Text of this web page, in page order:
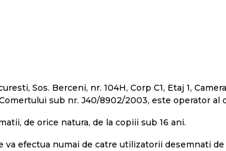
Sos. Berceni, nr. 104H, Corp C1, Etaj 1,
sub nr. J40/8902/2003, este operator
de orice natura, de la copiii sub 16 ani.
va efectua numai de catre utilizatorii desemnati